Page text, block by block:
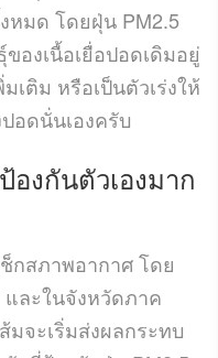
หมด โดยฝุ่น PM2.5
องเนื้อเยื่อปอดเดิมอยู่
เติม หรือเป็นตัวเร่งให้
อดนั่นเองครับ
องกันตัวเองมาก
กสภาพอากาศ โดย
ละในจังหวัดภาค
จะเริ่มส่งผลกระทบ